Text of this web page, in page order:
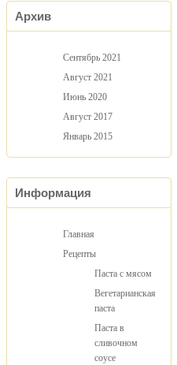
Архив
Сентябрь 2021
Август 2021
Июнь 2020
Август 2017
Январь 2015
Информация
Главная
Рецепты
Паста с мясом
Вегетарианская
паста
Паста в
сливочном
соусе